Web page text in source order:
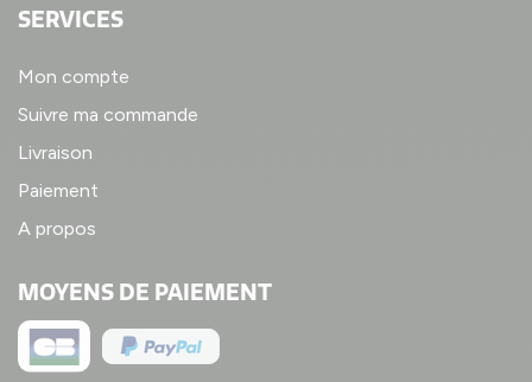
SERVICES
Mon compte
Suivre ma commande
Livraison
Paiement
A propos
MOYENS DE PAIEMENT